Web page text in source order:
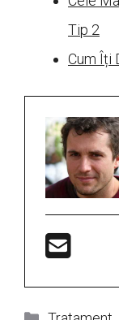
Tip 2
Cum Îți
Categorii